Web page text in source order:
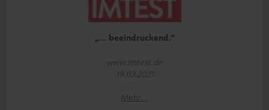
„… beeindruckend.“
www.imtest.de
19.03.2021
Mehr...